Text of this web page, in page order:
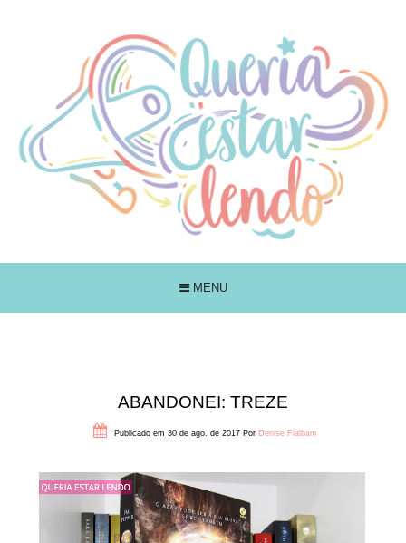
MENU
ABANDONEI: TREZE
Publicado em 30 de ago. de 2017 Por Denise Flaibam